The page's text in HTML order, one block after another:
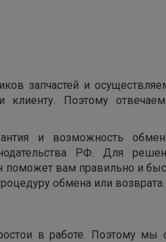
запчастей и
Поэтому
и возможность
РФ. Для
поможет вам правильно и
обмена или возврата.
в работе. Поэтому мы